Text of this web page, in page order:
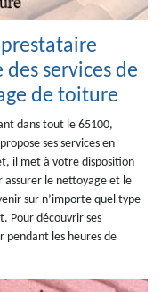
prestataire
services de
de toiture
dans tout le 65100,
ses services en
il met à votre disposition
assurer le nettoyage et le
sur n’importe quel type
Pour découvrir ses
pendant les heures de